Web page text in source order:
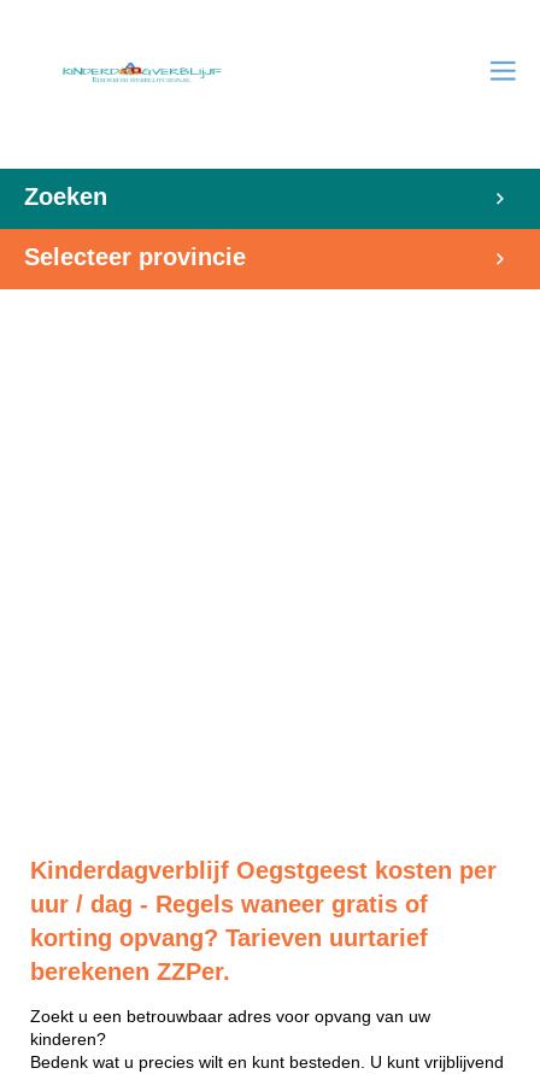
Zoeken
Selecteer provincie
Kinderdagverblijf Oegstgeest kosten per
uur / dag - Regels waneer gratis of
korting opvang? Tarieven uurtarief
berekenen ZZPer.
Zoekt u een betrouwbaar adres voor opvang van uw
kinderen?
Bedenk wat u precies wilt en kunt besteden. U kunt vrijblijvend